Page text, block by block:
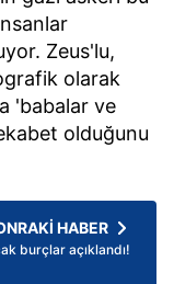
Zeus'lu,
olarak
'babalar ve
olduğunu
HABER
burçlar açıklandı!